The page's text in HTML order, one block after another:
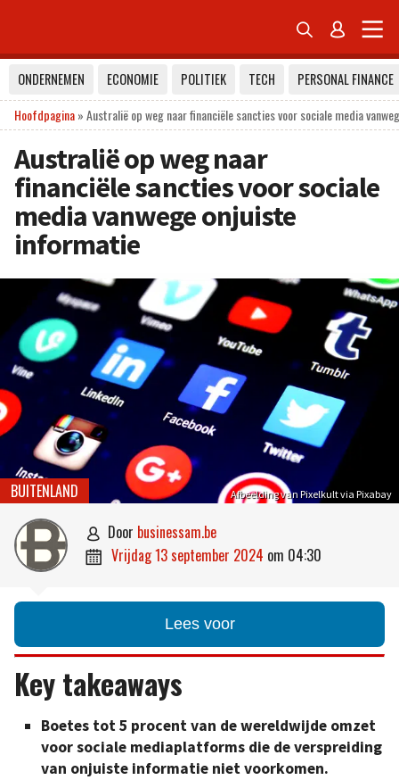
 
ONDERNEMEN ECONOMIE POLITIEK TECH
PERSONAL FINANCE
Hoofdpagina»Australië op weg naar financiële sancties voor sociale media
Australië op weg naar
financiële sancties voor sociale
media vanwege onjuiste
informatie
Afbeelding van Pixelkult via Pixabay
BUITENLAND
 door businessam.be
 vrijdag 13 september 2024 om 04:30
Lees voor
Key takeaways
Boetes tot 5 procent van de wereldwijde omzet
voor sociale mediaplatforms die de verspreiding
van onjuiste informatie niet voorkomen.